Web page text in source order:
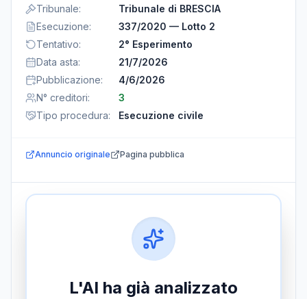
Tribunale:
Tribunale di BRESCIA
Esecuzione:
337/2020 — Lotto 2
Tentativo:
2° Esperimento
Data asta:
21/7/2026
Pubblicazione:
4/6/2026
N° creditori:
3
Tipo procedura: Esecuzione civile
Annuncio originale Pagina pubblica
L'AI ha già analizzato